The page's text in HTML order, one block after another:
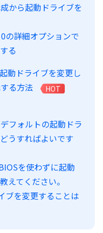
から起動ドライブを
の詳細オプションで
る
動ドライブを変更し
る方法
HOT
フォルトの起動ドラ
うすればよいです
を使わずに起動
えてください。
ブを変更することは